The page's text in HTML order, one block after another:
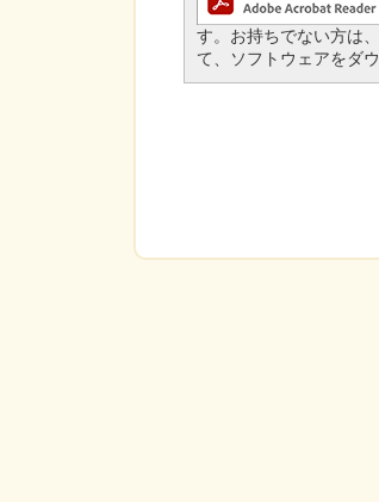
す。お持ちでない方は
て、ソフトウェアをダ